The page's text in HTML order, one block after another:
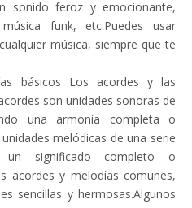
sonido feroz y emocionante,
funk, etc.Puedes usar
música, siempre que te
básicos Los acordes y las
son unidades sonoras de
una armonía completa o
melódicas de una serie
significado completo o
acordes y melodías comunes,
sencillas y hermosas.Algunos